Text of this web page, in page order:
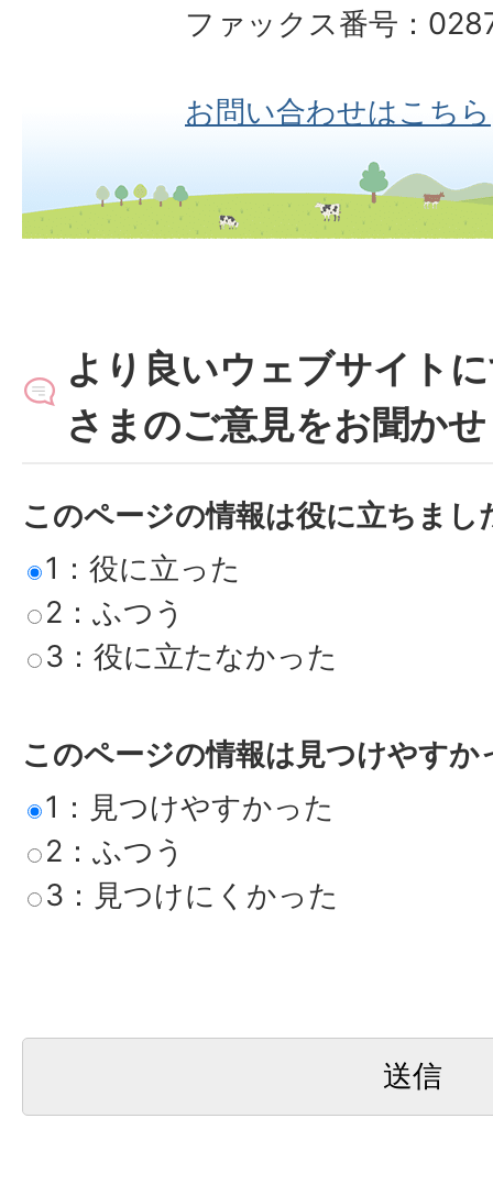
ファックス番号：
お問い合わせはこちら
より良いウェブサイト
さまのご意見をお聞か
このページの情報は役に立ちまし
1：役に立った
2：ふつう
3：役に立たなかった
このページの情報は見つけやすか
1：見つけやすかった
2：ふつう
3：見つけにくかった